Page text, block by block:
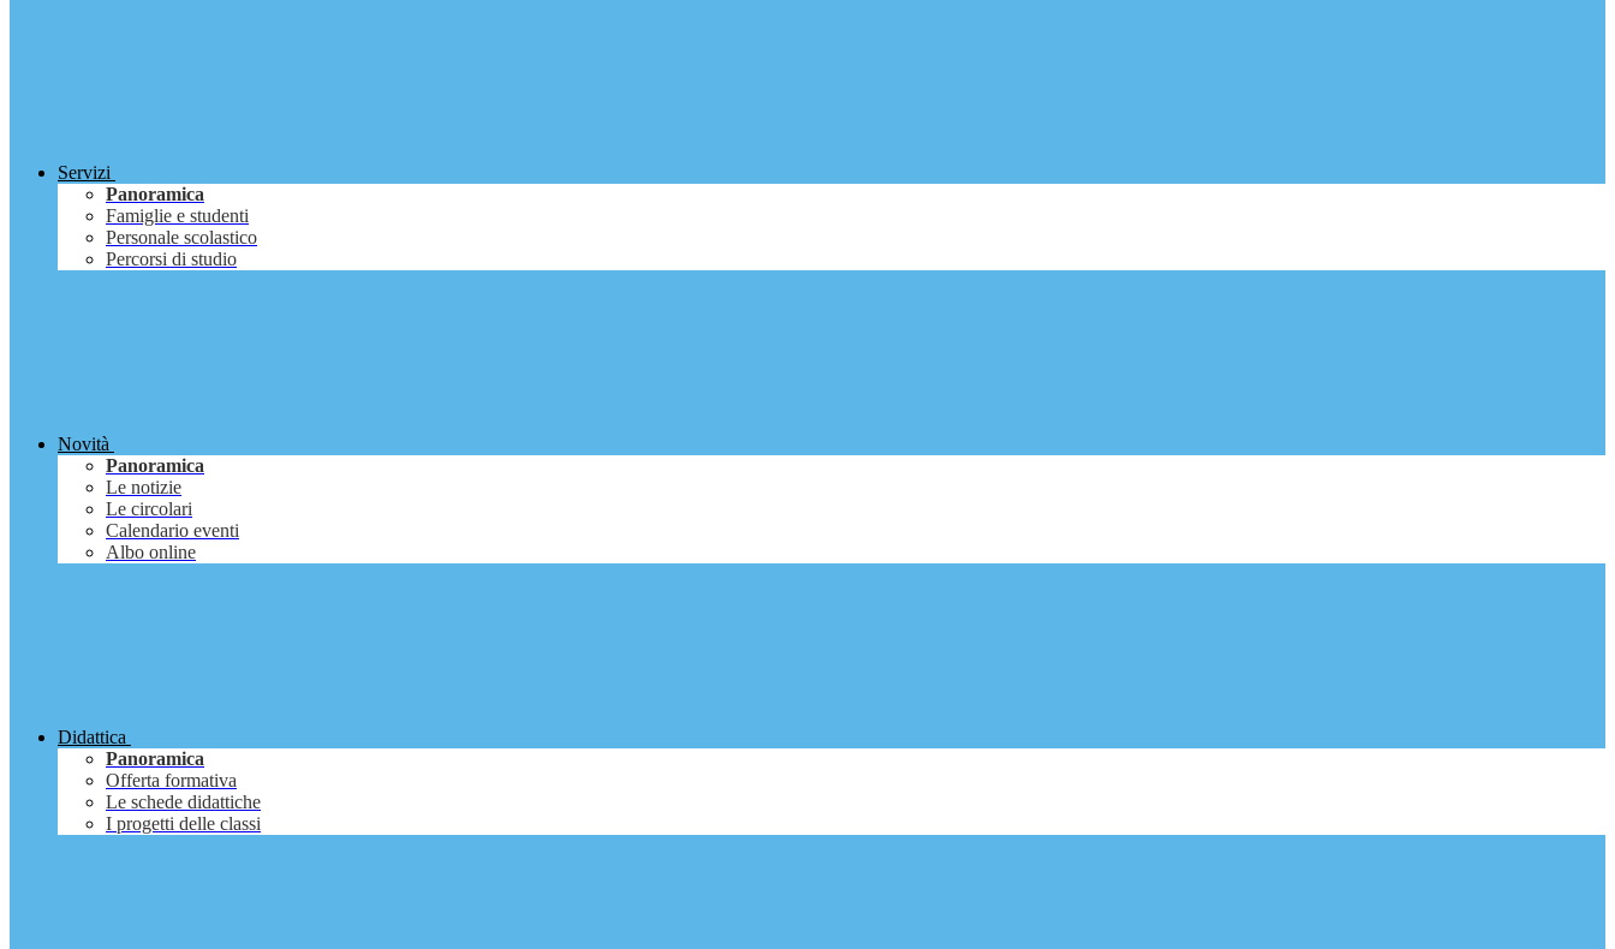
Servizi
Panoramica
Famiglie e studenti
Personale scolastico
Percorsi di studio
Novità
Panoramica
Le notizie
Le circolari
Calendario eventi
Albo online
Didattica
Panoramica
Offerta formativa
Le schede didattiche
I progetti delle classi